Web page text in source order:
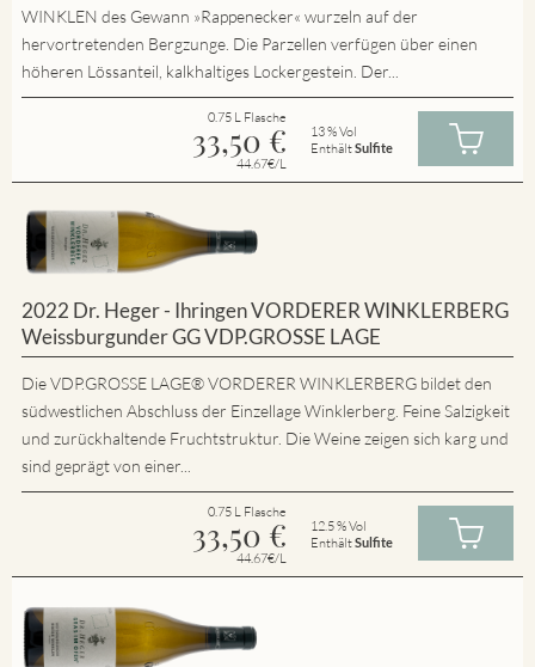
WINKLEN des Gewann »Rappenecker« wurzeln auf der
hervortretenden Bergzunge. Die Parzellen verfügen über einen
höheren Lössanteil, kalkhaltiges Lockergestein. Der...
0.75 L Flasche
33,50 €
44.67€/L
13 % Vol
EnthältSulfite
2022 Dr. Heger - Ihringen VORDERER WINKLERBERG
Weissburgunder GG VDP.GROSSE LAGE
Die VDP.GROSSE LAGE® VORDERER WINKLERBERG bildet den
südwestlichen Abschluss der Einzellage Winklerberg. Feine Salzigkeit
und zurückhaltende Fruchtstruktur. Die Weine zeigen sich karg und
sind geprägt von einer...
0.75 L Flasche
33,50 €
44.67€/L
12.5 % Vol
EnthältSulfite